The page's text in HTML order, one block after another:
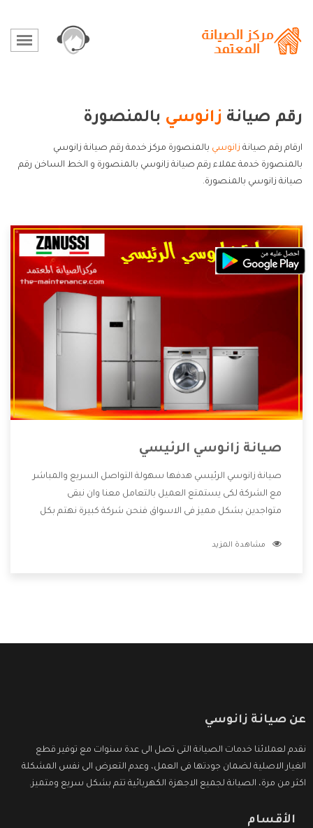
رقم صيانة زانوسي بالمنصورة
ارقام رقم صيانة زانوسي بالمنصورة مركز خدمة رقم صيانة زانوسي
بالمنصورة خدمة عملاء رقم صيانة زانوسي بالمنصورة و الخط الساخن رقم
صيانة زانوسي بالمنصورة.
صيانة زانوسي الرئيسي
صيانة زانوسي الرئيسي هدفها سهولة التواصل السريع والمباشر
مع الشركة لكى يستمتع العميل بالتعامل معنا وان نبقى
متواجدين بشكل مميز فى الاسواق فنحن شركة كبيرة نهتم بكل
الشركة بها والتى تكون منها خدمة الصيانة التى تكون من أهم
مشاهدة المزيد
عن صيانة زانوسي
نقدم لعملائنا خدمات الصيانة التى تصل الى عدة سنوات مع توفير قطع
الغيار الاصلية لضمان جودتها فى العمل، وعدم التعرض الى نفس المشكلة
اكثر من مرة، الصيانة لجميع الاجهزة الكهربائية تتم بشكل سريع ومتميز.
الأقسام